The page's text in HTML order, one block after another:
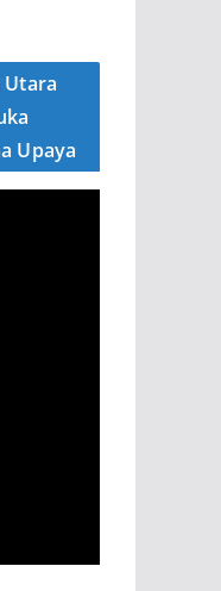
Utara
Upaya